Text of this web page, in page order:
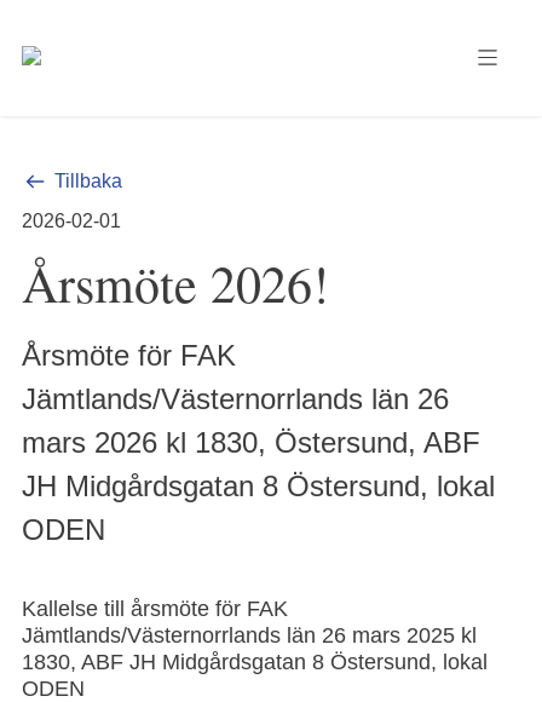
Tillbaka
2026-02-01
Årsmöte 2026!
Årsmöte för FAK
Jämtlands/Västernorrlands län 26
mars 2026 kl 1830, Östersund, ABF
JH Midgårdsgatan 8 Östersund, lokal
ODEN
Årsmöte
Kallelse till årsmöte för FAK
Jämtlands/Västernorrlands län 26 mars 2025 kl
1830, ABF JH Midgårdsgatan 8 Östersund, lokal
ODEN